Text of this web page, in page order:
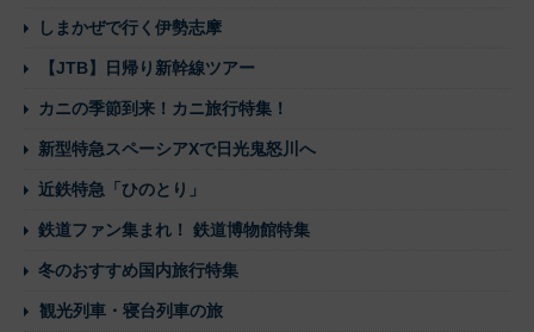
しまかぜで行く伊勢志摩
【JTB】日帰り新幹線ツアー
カニの季節到来！カニ旅行特集！
新型特急スペーシアXで日光鬼怒川へ
近鉄特急「ひのとり」
鉄道ファン集まれ！ 鉄道博物館特集
冬のおすすめ国内旅行特集
観光列車・寝台列車の旅